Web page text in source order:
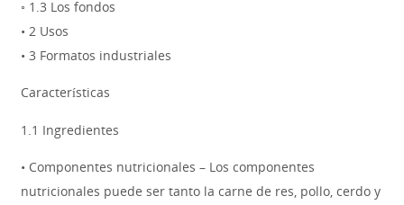
◦ 1.3 Los fondos
• 2 Usos
• 3 Formatos industriales
Características
1.1 Ingredientes
• Componentes nutricionales – Los componentes
nutricionales puede ser tanto la carne de res, pollo, cerdo y